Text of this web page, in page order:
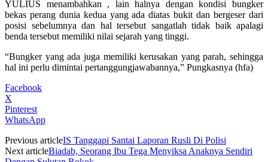
YULIUS menambahkan , lain halnya dengan kondisi bungker
bekas perang dunia kedua yang ada diatas bukit dan bergeser dari
posisi sebelumnya dan hal tersebut sangatlah tidak baik apalagi
benda tersebut memiliki nilai sejarah yang tinggi.
“Bungker yang ada juga memiliki kerusakan yang parah, sehingga
hal ini perlu dimintai pertanggungjawabannya,” Pungkasnya (hfa)
Facebook
X
Pinterest
WhatsApp
Previous articleIS Tanggapi Santai Laporan Rusli Di Polisi
Next articleBiadab, Seorang Ibu Tega Menyiksa Anaknya Sendiri